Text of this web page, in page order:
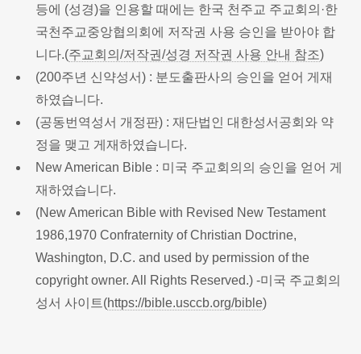
등에 (성경)을 인용할 때에는 한국 천주교 주교회의·한
국천주교중앙협의회에 저작권 사용 승인을 받아야 합
니다.(주교회의/저작권/성경 저작권 사용 안내 참조)
(200주년 신약성서) : 분도출판사의 승인을 얻어 게재
하였습니다.
(공동번역성서 개정판) : 재단법인 대한성서공회와 약
정을 맺고 게재하였습니다.
New American Bible : 미국 주교회의의 승인을 얻어 게
재하였습니다.
(New American Bible with Revised New Testament
1986,1970 Confraternity of Christian Doctrine,
Washington, D.C. and used by permission of the
copyright owner. All Rights Reserved.) -미국 주교회의
성서 사이트(https://bible.usccb.org/bible)